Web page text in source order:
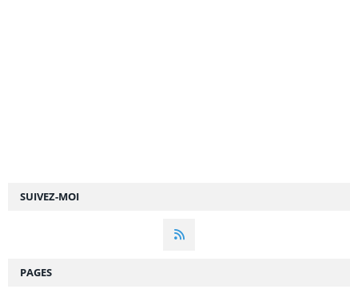
SUIVEZ-MOI
PAGES